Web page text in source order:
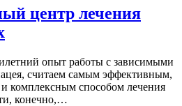
центр лечения
опыт работы с зависимыми
считаем самым эффективным,
комплексным способом лечения
конечно,…